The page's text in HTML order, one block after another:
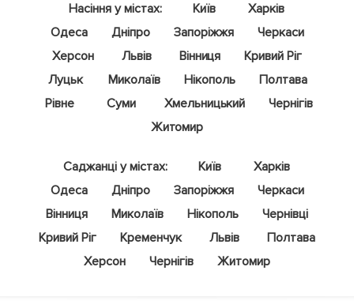
Насіння у містах:
Київ
Харків
Одеса
Дніпро Запоріжжя
Черкаси
Херсон
Львів Вінниця
Кривий Ріг
Луцьк
Миколаїв Нікополь
Полтава
Рівне
Суми Хмельницький
Чернігів
Житомир
Саджанці у містах: Київ
Харків
Одеса
Дніпро Запоріжжя
Черкаси
Вінниця
Миколаїв Нікополь
Чернівці
Кривий Ріг
Кременчук Львів
Полтава
Херсон
Чернігів Житомир